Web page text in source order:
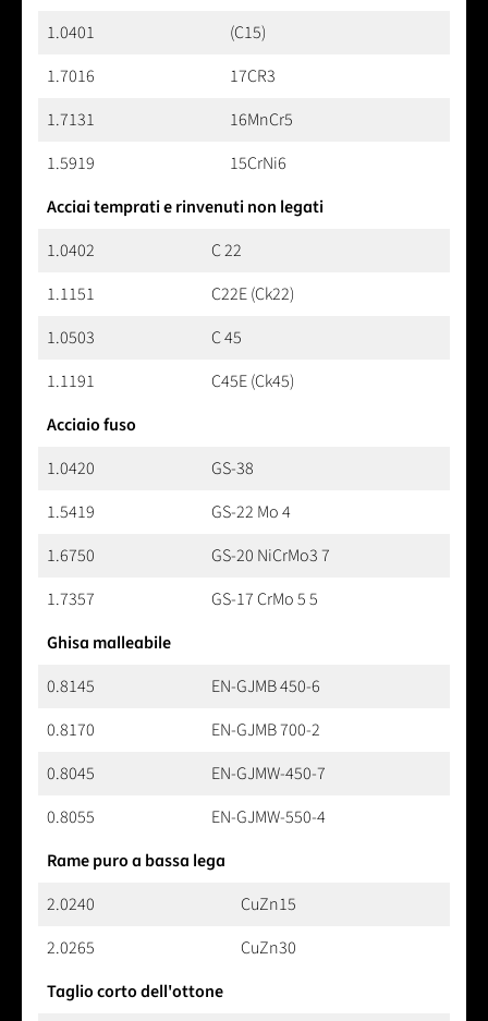
1.0401
(C15)
1.7016
17CR3
1.7131
16MnCr5
1.5919
15CrNi6
Acciai temprati e rinvenuti non legati
1.0402
C 22
1.1151
C22E (Ck22)
1.0503
C 45
1.1191
C45E (Ck45)
Acciaio fuso
1.0420
GS-38
1.5419
GS-22 Mo 4
1.6750
GS-20 NiCrMo3 7
1.7357
GS-17 CrMo 5 5
Ghisa malleabile
0.8145
EN-GJMB 450-6
0.8170
EN-GJMB 700-2
0.8045
EN-GJMW-450-7
0.8055
EN-GJMW-550-4
Rame puro a bassa lega
2.0240
CuZn15
2.0265
CuZn30
Taglio corto dell'ottone